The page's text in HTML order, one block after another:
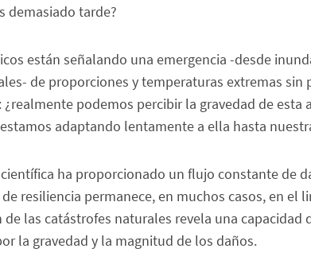
demasiado tarde?
están señalando una emergencia -desde
de proporciones y temperaturas extremas sin
podemos percibir la gravedad de esta
adaptando lentamente a ella hasta
ha proporcionado un flujo constante de
resiliencia permanece, en muchos casos, en el
las catástrofes naturales revela una capacidad
la gravedad y la magnitud de los daños.